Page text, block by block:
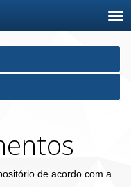
de acordo com a